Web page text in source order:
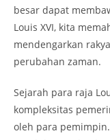
besar dapat
Louis XVI, kita
mendengarkan
perubahan zaman.
Sejarah para raja
kompleksitas
oleh para